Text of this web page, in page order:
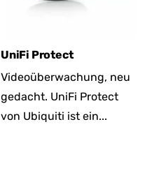
UniFi Protect
Videoüberwachung, neu
gedacht. UniFi Protect
von Ubiquiti ist ein...